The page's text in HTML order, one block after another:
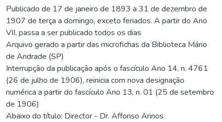
Publicado de 17 de janeiro de 1893 a 31 de dezembro de
1907 de terça a domingo, exceto feriados. A partir do Ano
VII, passa a ser publicado todos os dias
Arquivo gerado a partir das microfichas da Biblioteca Mário
de Andrade (SP)
Interrupção da publicação após o fascículo Ano 14, n. 4761
(26 de julho de 1906), reinicia com nova designação
numérica a partir do fascículo Ano 13, n. 01 (25 de setembro
de 1906)
Abaixo do título: Director - Dr. Affonso Arinos